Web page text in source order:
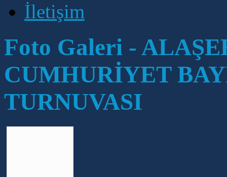
İletişim
Foto Galeri -
CUMHURİYET
TURNUVASI